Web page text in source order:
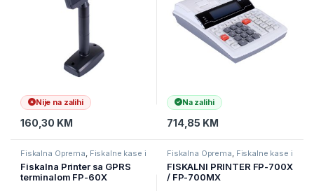
Nije na zalihi
160,30 KM
Na zalihi
714,85 KM
Fiskalna Oprema, Fiskalne kase i
Fiskalna Printer sa GPRS
terminalom FP-60X
Fiskalna Oprema, Fiskalne kase i
FISKALNI PRINTER FP-700X
/ FP-700MX